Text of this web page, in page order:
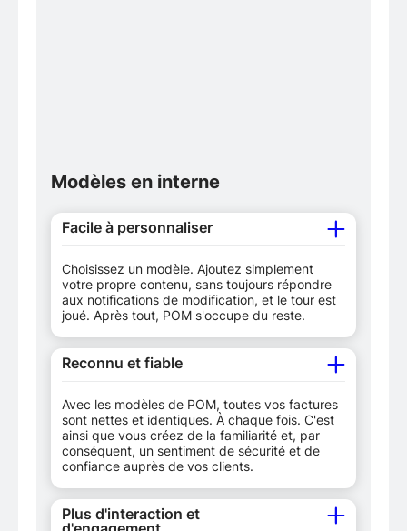
Modèles en interne
Facile à personnaliser
Choisissez un modèle. Ajoutez simplement
votre propre contenu, sans toujours répondre
aux notifications de modification, et le tour est
joué. Après tout, POM s'occupe du reste.
Reconnu et fiable
Avec les modèles de POM, toutes vos factures
sont nettes et identiques. À chaque fois. C'est
ainsi que vous créez de la familiarité et, par
conséquent, un sentiment de sécurité et de
confiance auprès de vos clients.
Plus d'interaction et